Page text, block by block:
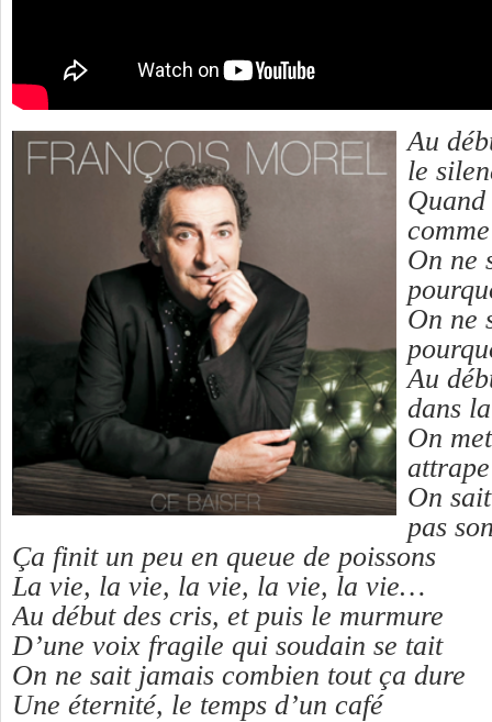
Au
le
On ne
On ne
Au
dans
On
On
pas
Ça finit un peu en queue de poissons
La vie, la vie, la vie, la vie, la vie…
Au début des cris, et puis le murmure
D’une voix fragile qui soudain se tait
On ne sait jamais combien tout ça dure
Une éternité, le temps d’un café